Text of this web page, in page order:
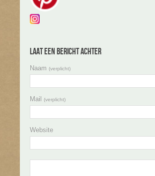
Laat een bericht achter
Naam (verplicht)
Mail (verplicht)
Website